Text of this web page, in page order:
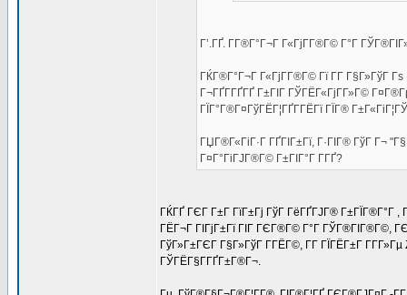
Г’.ГҐ. Г­Г®Г°Г¬Г Г«ГјГ­Г®Г© Г°Г
ГЌГ®Г°Г¬Г Г«ГјГ­Г®Г© Гї Г­Г Г§Г»ГўГ
Г¬ГҐГ­ГҐГҐ Г±ГІГ ГЎГЁГ«ГјГ­Г»Г©
ГЇГ°Г®Г¤ГўГЁГ¦ГҐГ­ГЁГї ГЇГ®
ГЏГ®Г«ГіГ·Г ГҐГІГ±Гї, Г·ГІГ® ГўГ Г¬
Г¤Г°ГіГЈГ®Г© Г±ГІГ°Г Г­ГҐ?
ГЌГҐ ГЄГ Г±Г ГїГ±Гј ГўГ ГёГҐГЈГ® Г±ГЇГ®Г°Г ,
ГЁГ¬Г ГІГјГ±Гї ГІГ ГЄГ®Г© Г°Г ГЎГ®ГІГ®Г©,
ГўГ»Г±ГЄГ Г§Г»ГўГ Г­ГЁГ©, Г­Г ГЇГЁГ±Г
ГЎГЁГ§Г­ГҐГ±Г®Г¬.